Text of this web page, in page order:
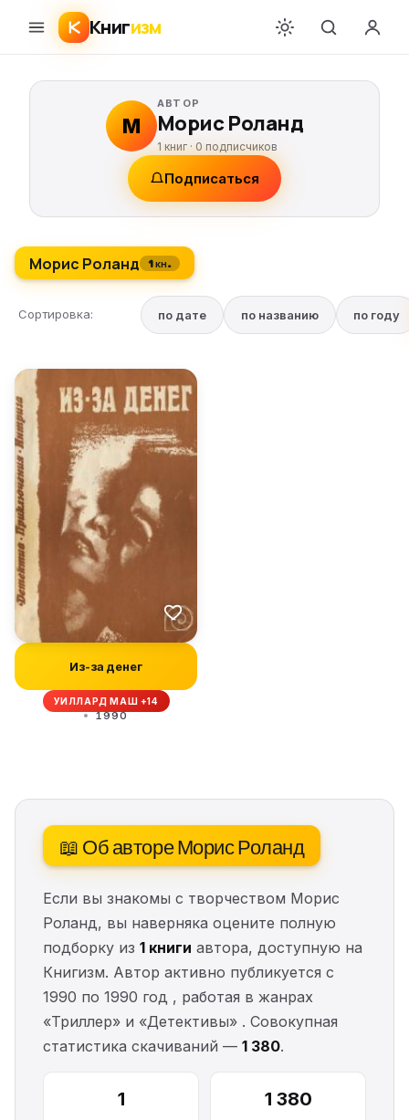
Книгизм
М
АВТОР
Морис Роланд
1 книг · 0 подписчиков
Подписаться
Морис Роланд 1 кн.
Сортировка: по дате по названию по году
Из-за денег
УИЛЛАРД МАШ +14
1990
📖 Об авторе Морис Роланд
Если вы знакомы с творчеством Морис
Роланд, вы наверняка оцените полную
подборку из 1 книги автора, доступную на
Книгизм. Автор активно публикуется с
1990 по 1990 год , работая в жанрах
«Триллер» и «Детективы» . Совокупная
статистика скачиваний — 1 380.
1 1 380